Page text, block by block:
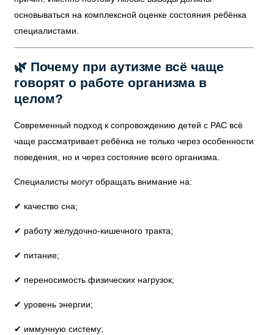
основываться на комплексной оценке состояния ребёнка
специалистами.
🌿 Почему при аутизме всё чаще
говорят о работе организма в
целом?
Современный подход к сопровождению детей с РАС всё
чаще рассматривает ребёнка не только через особенности
поведения, но и через состояние всего организма.
Специалисты могут обращать внимание на:
✔ качество сна;
✔ работу желудочно-кишечного тракта;
✔ питание;
✔ переносимость физических нагрузок;
✔ уровень энергии;
✔ иммунную систему;